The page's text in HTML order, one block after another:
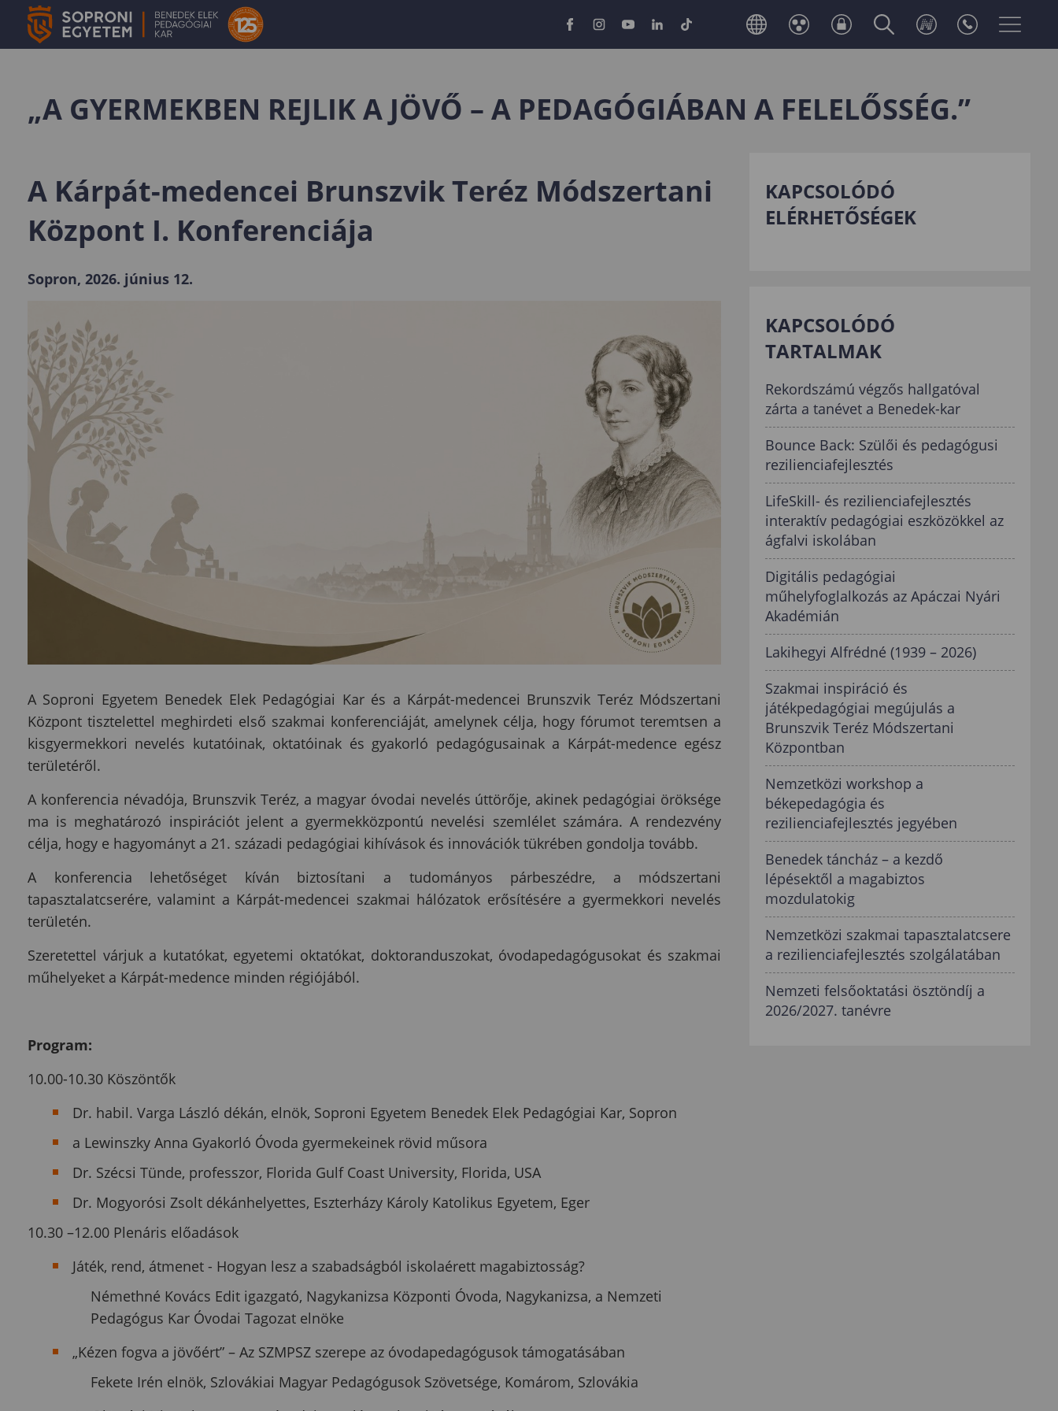
„A GYERMEKBEN REJLIK A JÖVŐ – A PEDAGÓGIÁBAN A FELELŐSSÉG.”
A Kárpát-medencei Brunszvik Teréz Módszertani
Központ I. Konferenciája
Sopron, 2026. június 12.
A Soproni Egyetem Benedek Elek Pedagógiai Kar és a Kárpát-medencei Brunszvik Teréz Módszertani
Központ tisztelettel meghirdeti első szakmai konferenciáját, amelynek célja, hogy fórumot teremtsen a
kisgyermekkori nevelés kutatóinak, oktatóinak és gyakorló pedagógusainak a Kárpát-medence egész
területéről.
A konferencia névadója, Brunszvik Teréz, a magyar óvodai nevelés úttörője, akinek pedagógiai öröksége
ma is meghatározó inspirációt jelent a gyermekközpontú nevelési szemlélet számára. A rendezvény
célja, hogy e hagyományt a 21. századi pedagógiai kihívások és innovációk tükrében gondolja tovább.
A konferencia lehetőséget kíván biztosítani a tudományos párbeszédre, a módszertani
tapasztalatcserére, valamint a Kárpát-medencei szakmai hálózatok erősítésére a gyermekkori nevelés
területén.
Szeretettel várjuk a kutatókat, egyetemi oktatókat, doktoranduszokat, óvodapedagógusokat és szakmai
műhelyeket a Kárpát-medence minden régiójából.
Program:
10.00-10.30 Köszöntők
Dr. habil. Varga László dékán, elnök, Soproni Egyetem Benedek Elek Pedagógiai Kar, Sopron
a Lewinszky Anna Gyakorló Óvoda gyermekeinek rövid műsora
Dr. Szécsi Tünde, professzor, Florida Gulf Coast University, Florida, USA
Dr. Mogyorósi Zsolt dékánhelyettes, Eszterházy Károly Katolikus Egyetem, Eger
10.30 –12.00 Plenáris előadások
Játék, rend, átmenet - Hogyan lesz a szabadságból iskolaérett magabiztosság?
Némethné Kovács Edit igazgató, Nagykanizsa Központi Óvoda, Nagykanizsa, a Nemzeti
Pedagógus Kar Óvodai Tagozat elnöke
„Kézen fogva a jövőért” – Az SZMPSZ szerepe az óvodapedagógusok támogatásában
Fekete Irén elnök, Szlovákiai Magyar Pedagógusok Szövetsége, Komárom, Szlovákia
KAPCSOLÓDÓ
ELÉRHETŐSÉGEK
KAPCSOLÓDÓ
TARTALMAK
Rekordszámú végzős hallgatóval
zárta a tanévet a Benedek-kar
Bounce Back: Szülői és pedagógusi
rezilienciafejlesztés
LifeSkill- és rezilienciafejlesztés
interaktív pedagógiai eszközökkel az
ágfalvi iskolában
Digitális pedagógiai
műhelyfoglalkozás az Apáczai Nyári
Akadémián
Lakihegyi Alfrédné (1939 – 2026)
Szakmai inspiráció és
játékpedagógiai megújulás a
Brunszvik Teréz Módszertani
Központban
Nemzetközi workshop a
békepedagógia és
rezilienciafejlesztés jegyében
Benedek táncház – a kezdő
lépésektől a magabiztos
mozdulatokig
Nemzetközi szakmai tapasztalatcsere
a rezilienciafejlesztés szolgálatában
Nemzeti felsőoktatási ösztöndíj a
2026/2027. tanévre